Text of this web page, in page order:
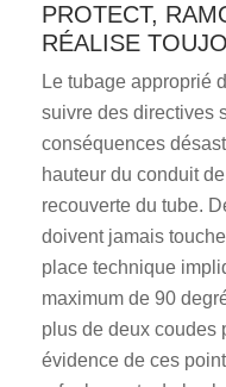
PROTECT,
RÉALISE
Le tubage approprié
suivre des directives
conséquences
hauteur du conduit
recouverte du tube.
doivent jamais
place technique
maximum de 90
plus de deux coudes
évidence de ces